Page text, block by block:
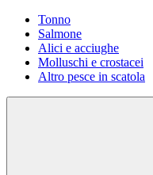
Tonno
Salmone
Alici e acciughe
Molluschi e crostacei
Altro pesce in scatola